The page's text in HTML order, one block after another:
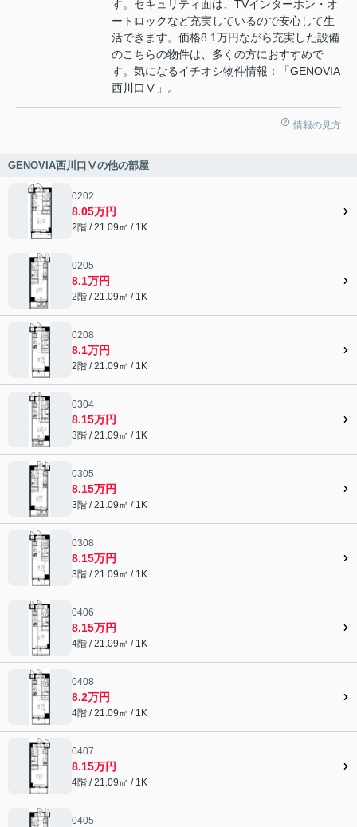
す。セキュリティ面は、TVインターホン・オ
ートロックなど充実しているので安心して生
活できます。価格8.1万円ながら充実した設備
のこちらの物件は、多くの方におすすめで
す。気になるイチオシ物件情報：「GENOVIA
西川口Ⅴ」。
情報の見方
GENOVIA西川口Ⅴの他の部屋
0202
8.05万円
2階 / 21.09㎡ / 1K
0205
8.1万円
2階 / 21.09㎡ / 1K
0208
8.1万円
2階 / 21.09㎡ / 1K
0304
8.15万円
3階 / 21.09㎡ / 1K
0305
8.15万円
3階 / 21.09㎡ / 1K
0308
8.15万円
3階 / 21.09㎡ / 1K
0406
8.15万円
4階 / 21.09㎡ / 1K
0408
8.2万円
4階 / 21.09㎡ / 1K
0407
8.15万円
4階 / 21.09㎡ / 1K
0405